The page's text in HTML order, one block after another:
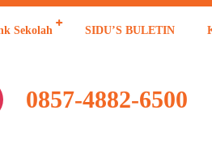
Sekolah SIDU’S BULETIN
0857-4882-6500